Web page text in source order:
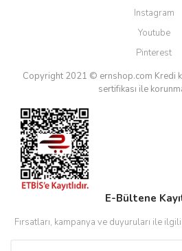
Instagram
Youtube
Pinterest
Copyright 2021 © ernshop.com Kredi
sertifikası ile
E-Bültene
Fırsatları, kampanya ve duyuruları ile